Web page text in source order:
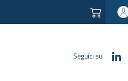
Seguici su